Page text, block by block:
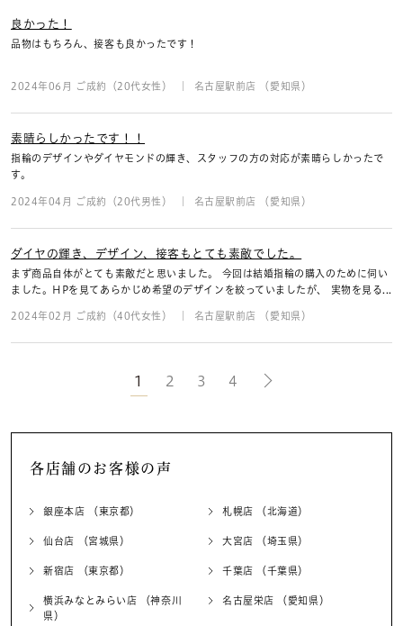
良かった！
品物はもちろん、接客も良かったです！
2024年06月 ご成約（20代女性） 名古屋駅前店 （愛知県）
素晴らしかったです！！
指輪のデザインやダイヤモンドの輝き、スタッフの方の対応が素晴らしかったで
す。
2024年04月 ご成約（20代男性） 名古屋駅前店 （愛知県）
ダイヤの輝き、デザイン、接客もとても素敵でした。
まず商品自体がとても素敵だと思いました。 今回は結婚指輪の購入のために伺い
ました。HPを見てあらかじめ希望のデザインを絞っていましたが、 実物を見る...
2024年02月 ご成約（40代女性） 名古屋駅前店 （愛知県）
1 2 3 4
各店舗のお客様の声
銀座本店 （東京都） 札幌店 （北海道）
仙台店 （宮城県） 大宮店 （埼玉県）
新宿店 （東京都） 千葉店 （千葉県）
横浜みなとみらい店 （神奈川
県）
名古屋栄店 （愛知県）